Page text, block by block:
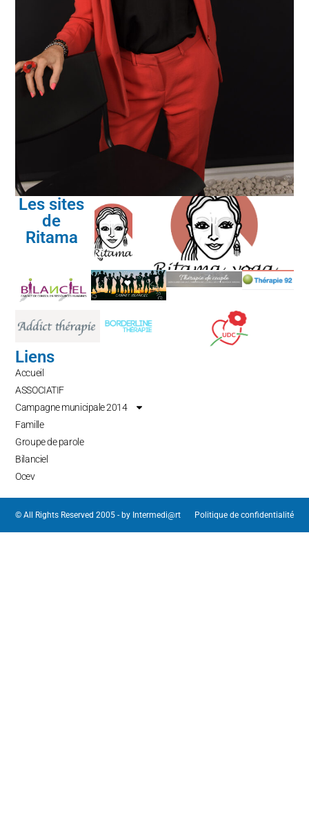
Les sites
de
Ritama
Liens
Accueil
ASSOCIATIF
Campagne municipale 2014
Famille
Groupe de parole
Bilanciel
Ocev
© All Rights Reserved 2005 - by Intermedi@rt Politique de confidentialité